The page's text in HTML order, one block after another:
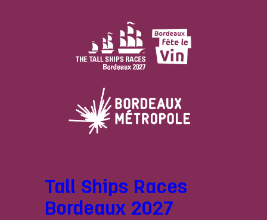
Tall Ships Races
Bordeaux 2027